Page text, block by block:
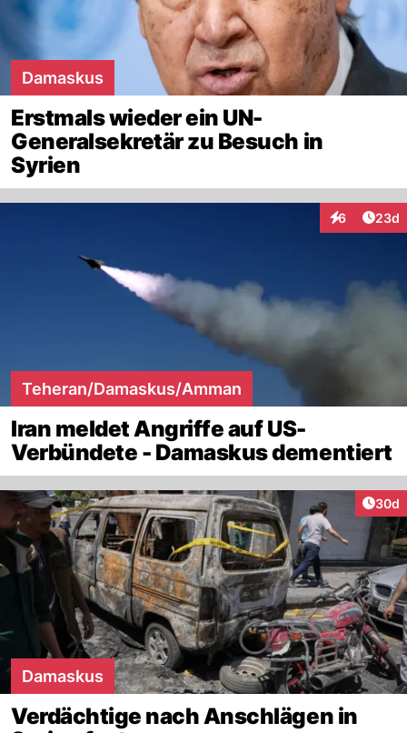
Damaskus
Erstmals wieder ein UN-
Generalsekretär zu Besuch in
Syrien
6
Interaktionen
23d
Teheran/Damaskus/Amman
Iran meldet Angriffe auf US-
Verbündete - Damaskus dementiert
30d
Damaskus
Verdächtige nach Anschlägen in